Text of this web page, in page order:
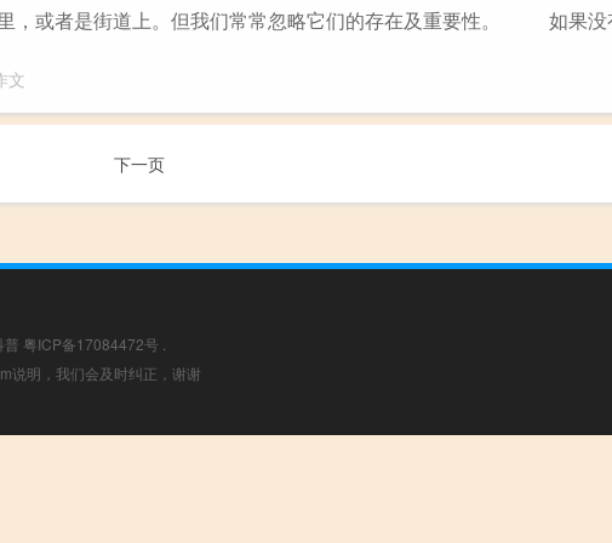
，或者是街道上。但我们常常忽略它们的存在及重要性。 如果没
文
下一页
普 粤ICP备17084472号
说明，我们会及时纠正，谢谢